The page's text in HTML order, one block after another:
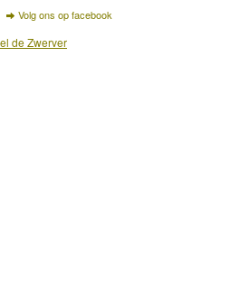
Volg ons op facebook
de Zwerver